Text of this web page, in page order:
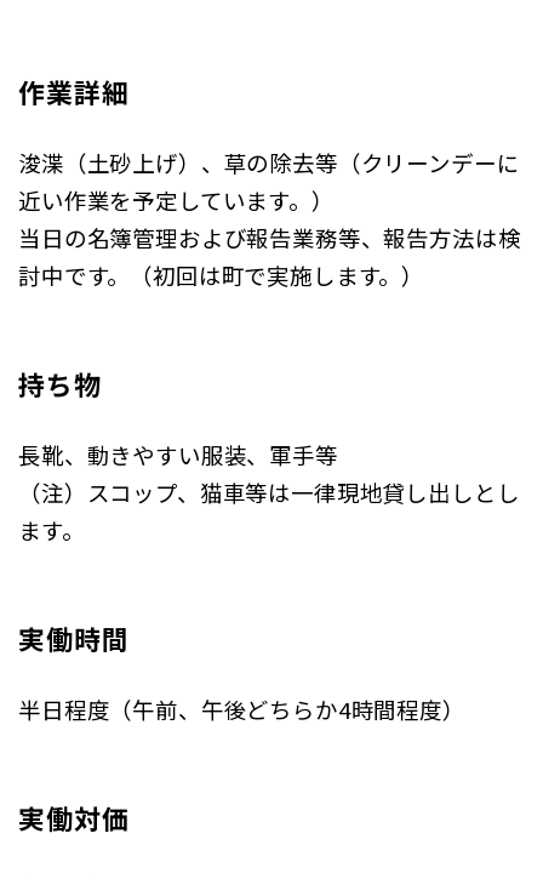
作業詳細
浚渫（土砂上げ）、草の除去等（クリーンデーに
近い作業を予定しています。）
当日の名簿管理および報告業務等、報告方法は検
討中です。（初回は町で実施します。）
持ち物
長靴、動きやすい服装、軍手等
（注）スコップ、猫車等は一律現地貸し出しとし
ます。
実働時間
半日程度（午前、午後どちらか4時間程度）
実働対価